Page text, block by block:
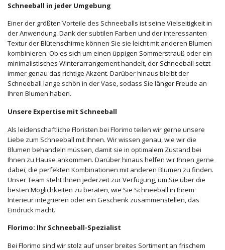
Schneeball in jeder Umgebung
Einer der größten Vorteile des Schneeballs ist seine Vielseitigkeit in
der Anwendung. Dank der subtilen Farben und der interessanten
Textur der Blütenschirme können Sie sie leicht mit anderen Blumen
kombinieren. Ob es sich um einen üppigen Sommerstrauß oder ein
minimalistisches Winterarrangement handelt, der Schneeball setzt
immer genau das richtige Akzent. Darüber hinaus bleibt der
Schneeball lange schön in der Vase, sodass Sie länger Freude an
Ihren Blumen haben.
Unsere Expertise mit Schneeball
Als leidenschaftliche Floristen bei Florimo teilen wir gerne unsere
Liebe zum Schneeball mit Ihnen. Wir wissen genau, wie wir die
Blumen behandeln müssen, damit sie in optimalem Zustand bei
Ihnen zu Hause ankommen. Darüber hinaus helfen wir Ihnen gerne
dabei, die perfekten Kombinationen mit anderen Blumen zu finden.
Unser Team steht Ihnen jederzeit zur Verfügung, um Sie über die
besten Möglichkeiten zu beraten, wie Sie Schneeball in Ihrem
Interieur integrieren oder ein Geschenk zusammenstellen, das
Eindruck macht.
Florimo: Ihr Schneeball-Spezialist
Bei Florimo sind wir stolz auf unser breites Sortiment an frischem